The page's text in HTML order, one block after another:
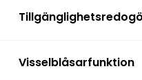
Visselblåsarfunktion